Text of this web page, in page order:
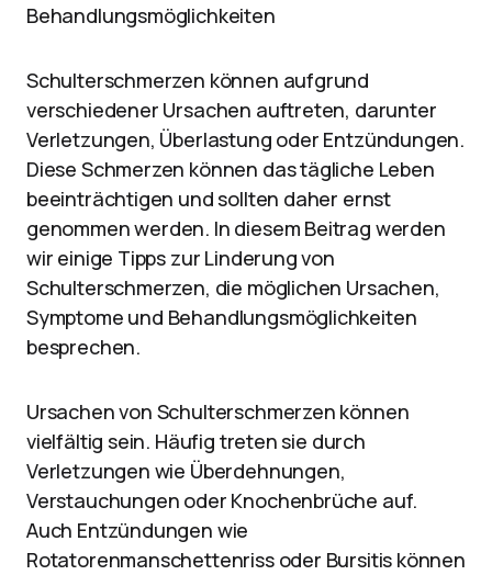
Behandlungsmöglichkeiten
Schulterschmerzen können aufgrund
verschiedener Ursachen auftreten, darunter
Verletzungen, Überlastung oder Entzündungen.
Diese Schmerzen können das tägliche Leben
beeinträchtigen und sollten daher ernst
genommen werden. In diesem Beitrag werden
wir einige Tipps zur Linderung von
Schulterschmerzen, die möglichen Ursachen,
Symptome und Behandlungsmöglichkeiten
besprechen.
Ursachen von Schulterschmerzen können
vielfältig sein. Häufig treten sie durch
Verletzungen wie Überdehnungen,
Verstauchungen oder Knochenbrüche auf.
Auch Entzündungen wie
Rotatorenmanschettenriss oder Bursitis können